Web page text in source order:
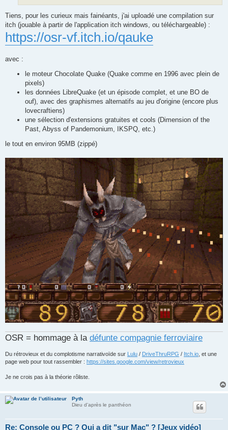
Tiens, pour les curieux mais fainéants, j'ai uploadé une compilation sur
itch (jouable à partir de l'application itch windows, ou téléchargeable) :
https://osr-vf.itch.io/qauke
avec :
le moteur Chocolate Quake (Quake comme en 1996 avec plein de
pixels)
les données LibreQuake (et un épisode complet, et une BO de
ouf), avec des graphismes alternatifs au jeu d'origine (encore plus
lovecraftiens)
une sélection d'extensions gratuites et cools (Dimension of the
Past, Abyss of Pandemonium, IKSPQ, etc.)
le tout en environ 95MB (zippé)
OSR = hommage à la défunte compagnie ferroviaire
Du rétrovieux et du complotisme narrativoïde sur Lulu / DriveThruRPG / Itch.io , et une
page web pour tout rassembler : https://sites.google.com/view/retrovieux
Je ne crois pas à la théorie rôliste.
Pyth
Dieu d'après le panthéon
Re: Console ou PC ? Qui a dit "sur Mac" ? [Jeux vidéo]